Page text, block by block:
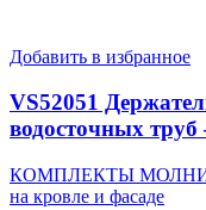
Добавить в избранное
VS52051
водосточных
КОМПЛЕКТЫ
на кровле и фасаде